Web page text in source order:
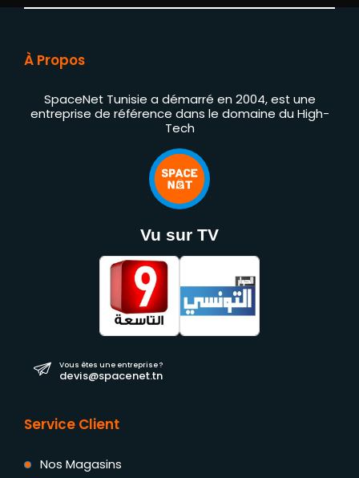
À Propos
SpaceNet Tunisie a démarré en 2004, est une
entreprise de référence dans le domaine du High-
Tech
Vu sur TV
Vous êtes une entreprise ?
devis@spacenet.tn
Service Client
Nos Magasins